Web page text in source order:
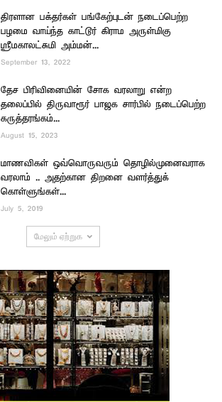
திரளான பக்தர்கள் பங்கேற்புடன் நடைப்பெற்ற
பழமை வாய்ந்த காட்டூர் கிராம அருள்மிகு
ஸ்ரீமகாலட்சுமி அம்மன்...
September 13, 2022
தேச பிரிவினையின் சோக வரலாறு என்ற
தலைப்பில் திருவாரூர் பாஜக சார்பில் நடைப்பெற்ற
கருத்தரங்கம்...
August 15, 2023
மாணவிகள் ஒவ்வொருவரும் தொழில்முனைவராக
வரலாம் .. அதற்கான திறனை வளர்த்துக்
கொள்ளுங்கள்...
July 5, 2019
மேலும் ஏற்றுக